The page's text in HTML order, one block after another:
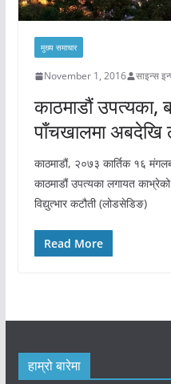
मुख्य समाचार
November 1, 2016 साइन्स
काठमाडौं
पाँचखालमा
काठमाडौं, २०७३ कार्तिक १६
काठमाडौं उपत्यका लगायत
विद्युत्भार कटौती (लोडसेडिङ)
Read More
हाम्रो बारेमा